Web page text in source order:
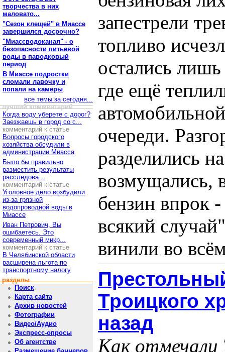
творчества в них
маловато...
"Сезон клещей" в Миассе
завершился досрочно?
"Миассводоканал" - о
безопасности питьевой
воды в паводковый
период
В Миассе подростки
сломали лавочку и
попали на камеры
все темы за сегодня...
лучший комментарий
Когда воду уберете с дорог?
Заезжаешь в город со с...
комментарий к статье
Вопросы городского
хозяйства обсудили в
администрации Миасса
Было бы правильно
разместить результаты
расследова...
комментарий к статье
Уголовное дело возбудили
из-за грязной
водопроводной воды в
Миассе
Иван Петрович, Вы
ошибаетесь. Это
современный микр...
комментарий к статье
В Челябинской области
расширена льгота по
транспортному налогу
разделы
Поиск
Карта сайта
Архив новостей
Фотографии
Видео/Аудио
Экспресс-опросы
Об агентстве
запестрели
топливо
остались
где ещё
очереди.
разделились
возмущались,
бензин впрок
всякий
винили во
Троицкого
назад
Как отмечали